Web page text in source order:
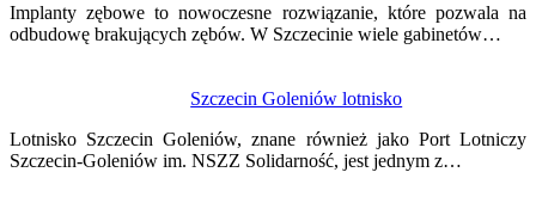
Implanty zębowe to nowoczesne rozwiązanie, które pozwala na
odbudowę brakujących zębów. W Szczecinie wiele gabinetów…
Szczecin Goleniów lotnisko
Lotnisko Szczecin Goleniów, znane również jako Port Lotniczy
Szczecin-Goleniów im. NSZZ Solidarność, jest jednym z…